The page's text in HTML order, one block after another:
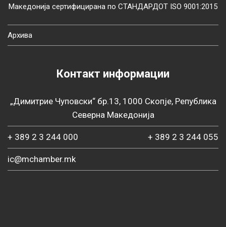
Македонија сертифицирана по СТАНДАРДОТ ISO 9001:2015
Архива
Контакт информации
„Димитрие Чуповски“ бр.13, 1000 Скопје, Република
Северна Македонија
+ 389 2 3 244 000 + 389 2 3 244 055
ic@mchamber.mk